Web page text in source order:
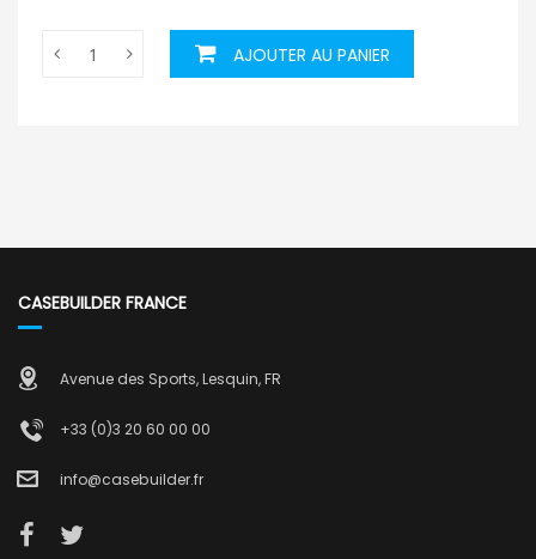
AJOUTER AU PANIER
CASEBUILDER FRANCE
Avenue des Sports, Lesquin, FR
+33 (0)3 20 60 00 00
info@casebuilder.fr